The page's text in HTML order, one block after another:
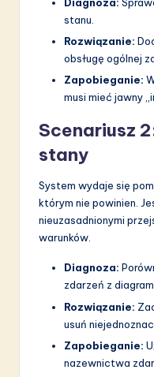
Diagnoza:
stanu.
Rozwiązanie:
obsługę ogólnej
Zapobieganie:
musi mieć jawny
Scenariusz
stany
System wydaje się
którym nie powinien.
nieuzasadnionymi
warunków.
Diagnoza:
zdarzeń z
Rozwiązanie:
usuń
Zapobieganie:
nazewnictwa